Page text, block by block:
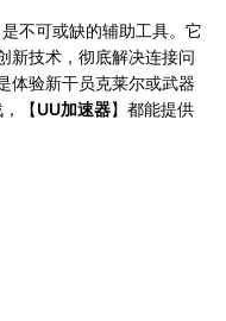
是不可或缺的辅助工具。它
新技术，彻底解决连接问
体验新干员克莱尔或武器
【UU加速器】都能提供